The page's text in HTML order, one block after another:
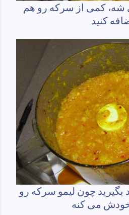
شه، کمی از سرکه رو هم
کنید
بگیرید چون لیمو سرکه رو
می کنه